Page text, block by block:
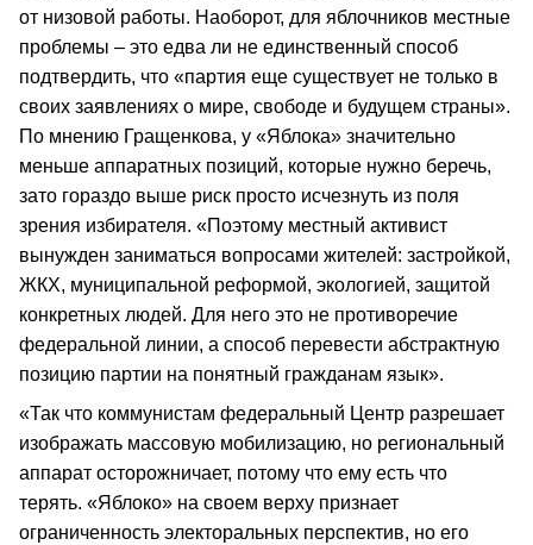
от низовой работы. Наоборот, для яблочников местные
проблемы – это едва ли не единственный способ
подтвердить, что «партия еще существует не только в
своих заявлениях о мире, свободе и будущем страны».
По мнению Гращенкова, у «Яблока» значительно
меньше аппаратных позиций, которые нужно беречь,
зато гораздо выше риск просто исчезнуть из поля
зрения избирателя. «Поэтому местный активист
вынужден заниматься вопросами жителей: застройкой,
ЖКХ, муниципальной реформой, экологией, защитой
конкретных людей. Для него это не противоречие
федеральной линии, а способ перевести абстрактную
позицию партии на понятный гражданам язык».
«Так что коммунистам федеральный Центр разрешает
изображать массовую мобилизацию, но региональный
аппарат осторожничает, потому что ему есть что
терять. «Яблоко» на своем верху признает
ограниченность электоральных перспектив, но его